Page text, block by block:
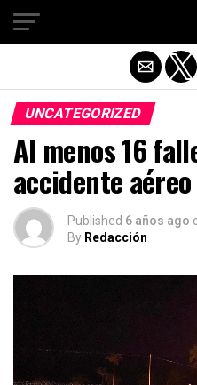
UNCATEGORIZED
Al menos 16
accidente aéreo
Published 6 años ago
By Redacción